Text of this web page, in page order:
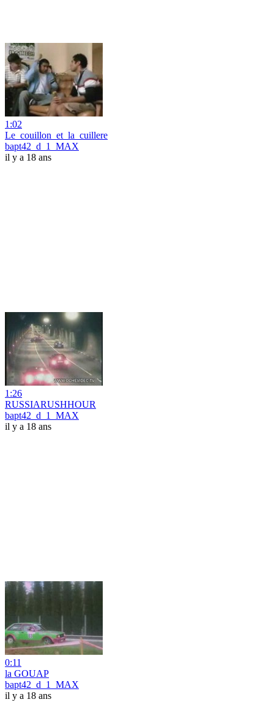
1:02
Le_couillon_et_la_cuillere
bapt42_d_1_MAX
il y a 18 ans
1:26
RUSSIARUSHHOUR
bapt42_d_1_MAX
il y a 18 ans
0:11
la GOUAP
bapt42_d_1_MAX
il y a 18 ans